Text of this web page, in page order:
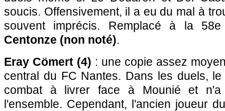
soucis. Offensivement, il a eu du mal à
souvent imprécis. Remplacé à la
Centonze (non noté).
Eray Cömert (4) : une copie assez
central du FC Nantes. Dans les duels,
combat à livrer face à Mounié et n'a
l'ensemble. Cependant, l'ancien joueur